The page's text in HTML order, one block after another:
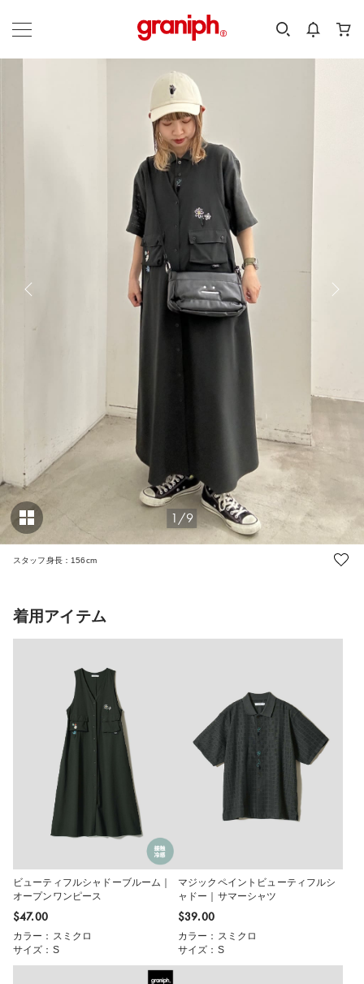
カテゴリーから探す
MEN KIDS
1/9
スタッフ身長：156cm
着用アイテム
ビューティフルシャドーブルーム｜
オープンワンピース
$‌47.00
カラー：スミクロ
サイズ：S
マジックペイントビューティフルシ
ャドー｜サマーシャツ
$‌39.00
カラー：スミクロ
サイズ：S